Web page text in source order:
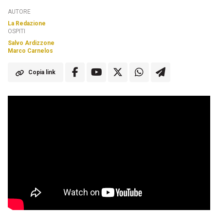
AUTORE
La Redazione
OSPITI
Salvo Ardizzone
Marco Carnelos
Copia link